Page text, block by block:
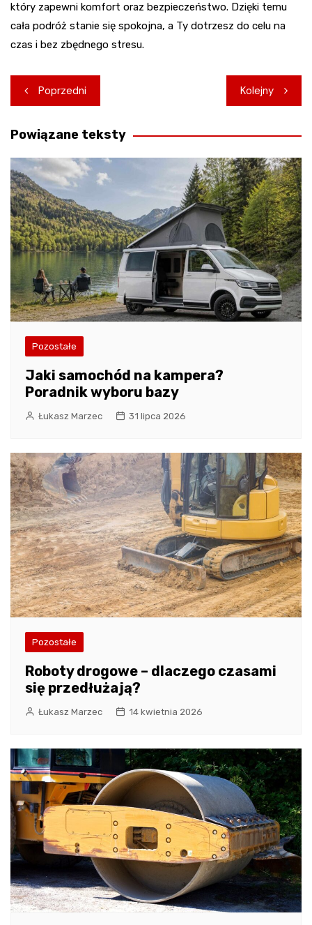
który zapewni komfort oraz bezpieczeństwo. Dzięki temu
cała podróż stanie się spokojna, a Ty dotrzesz do celu na
czas i bez zbędnego stresu.
Nawigacja
wpisu
Poprzedni Kolejny
Powiązane teksty
Pozostałe
Jaki samochód na kampera?
Poradnik wyboru bazy
Łukasz Marzec 31 lipca 2026
Pozostałe
Roboty drogowe – dlaczego czasami
się przedłużają?
Łukasz Marzec 14 kwietnia 2026